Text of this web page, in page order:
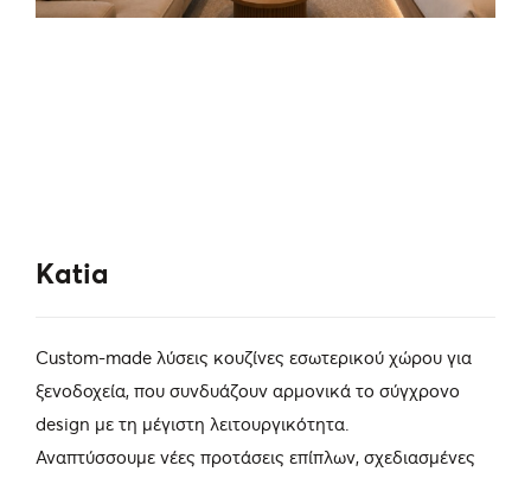
Katia
Custom-made λύσεις κουζίνες εσωτερικού χώρου για
ξενοδοχεία, που συνδυάζουν αρμονικά το σύγχρονο
design με τη μέγιστη λειτουργικότητα.
Αναπτύσσουμε νέες προτάσεις επίπλων, σχεδιασμένες